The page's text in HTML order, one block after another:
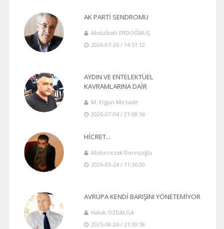
AK PARTİ SENDROMU
Abdulbaki ERDOĞMUŞ
2026-07-26 / 14:51:12
AYDIN VE ENTELEKTÜEL
KAVRAMLARINA DAİR
M. Ergün Mirzade
2026-07-04 / 21:08:56
HİCRET...
Abdurrezak Dervişoğlu
2026-03-24 / 11:36:00
AVRUPA KENDİ BARIŞINI YÖNETEMİYOR
Haluk ÖZDALGA
2025-08-24 / 21:39:59